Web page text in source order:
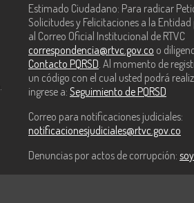
Estimado Ciudadano: Para radicar
Solicitudes y Felicitaciones a la
al Correo Oficial Institucional de RTVC
correspondencia@rtvc.gov.co o
Contacto PQRSD . Al momento de
un código con el cual usted podrá
ingrese a: Seguimiento de PQRSD
Correo para notificaciones judiciales:
notificacionesjudiciales@rtvc.gov.co
Denuncias por actos de corrupción: